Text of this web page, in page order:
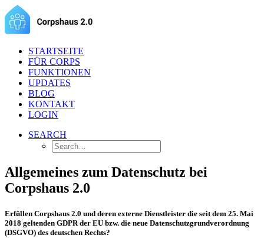
STARTSEITE
FÜR CORPS
FUNKTIONEN
UPDATES
BLOG
KONTAKT
LOGIN
SEARCH
Allgemeines zum Datenschutz bei
Corpshaus 2.0
Erfüllen Corpshaus 2.0 und deren externe Dienstleister die seit dem 25. Mai
2018 geltenden GDPR der EU bzw. die neue Datenschutzgrundverordnung
(DSGVO) des deutschen Rechts?